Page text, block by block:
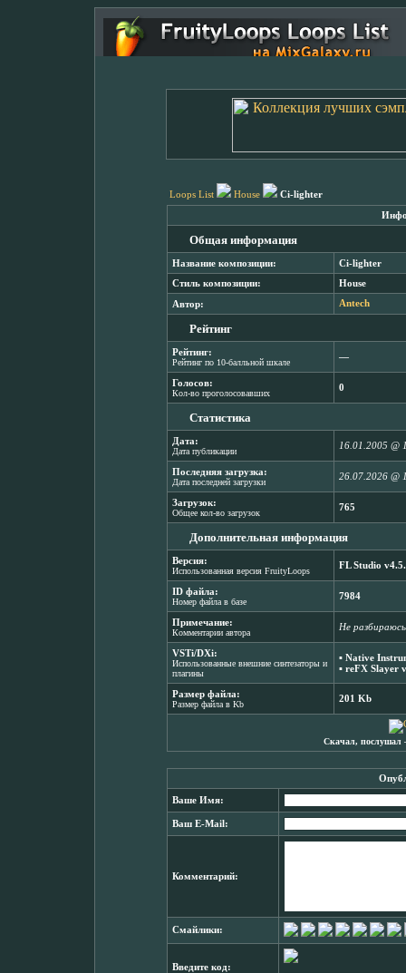
Loops List House Ci-lighter
Общая информация
Название композиции: Ci-lighter
Стиль композиции: House
Автор: Antech
Рейтинг
Рейтинг:
Рейтинг по 10-балльной шкале
―
Голосов:
Кол-во проголосовавших
0
Статистика
Дата:
Дата публикации
16.01.2005 @
Последняя загрузка:
Дата последней загрузки
26.07.2026 @
Загрузок:
Общее кол-во загрузок
765
Дополнительная информация
Версия:
Использованная версия FruityLoops
FL Studio
ID файла:
Номер файла в базе
7984
Примечание:
Комментарии автора
Не
VSTi/DXi:
Использованные внешние синтезаторы и
плагины
▪ Native
▪ reFX Slayer
Размер файла:
Размер файла в Kb
201 Kb
Скачал, послушал
Ваше Имя:
Ваш E-Mail:
Комментарий:
Смайлики:
Введите код: